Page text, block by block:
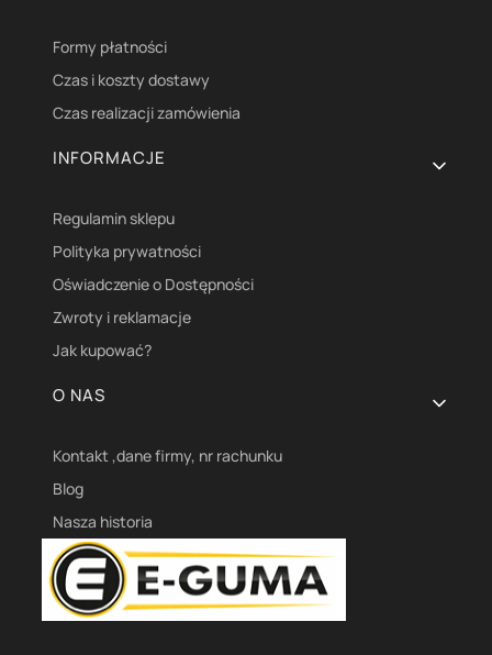
Formy płatności
Czas i koszty dostawy
Czas realizacji zamówienia
INFORMACJE
Regulamin sklepu
Polityka prywatności
Oświadczenie o Dostępności
Zwroty i reklamacje
Jak kupować?
O NAS
Kontakt ,dane firmy, nr rachunku
Blog
Nasza historia